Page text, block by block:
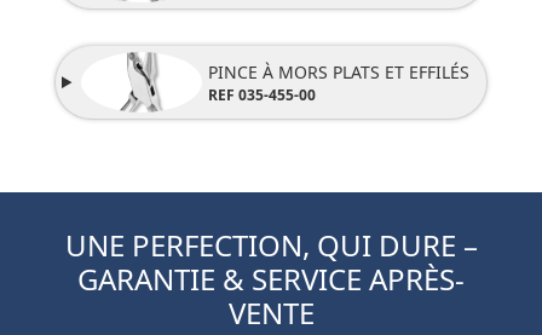
PINCE À MORS PLATS ET EFFILÉS
REF 035-455-00
UNE PERFECTION, QUI DURE –
GARANTIE & SERVICE APRÈS-
VENTE